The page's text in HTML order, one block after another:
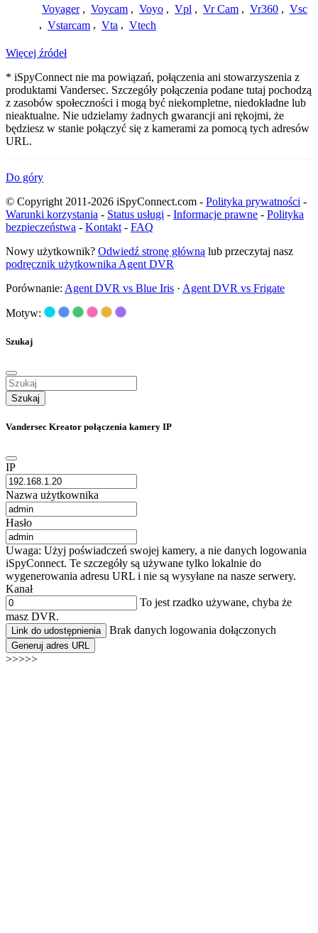
Voyager , Voycam , Voyo , Vpl , Vr Cam , Vr360 , Vsc
, Vstarcam , Vta , Vtech
Więcej źródeł
* iSpyConnect nie ma powiązań, połączenia ani stowarzyszenia z
produktami Vandersec. Szczegóły połączenia podane tutaj pochodzą
z zasobów społeczności i mogą być niekompletne, niedokładne lub
nieaktualne. Nie udzielamy żadnych gwarancji ani rękojmi, że
będziesz w stanie połączyć się z kamerami za pomocą tych adresów
URL.
Do góry
© Copyright 2011-2026 iSpyConnect.com - Polityka prywatności -
Warunki korzystania - Status usługi - Informacje prawne - Polityka
bezpieczeństwa - Kontakt - FAQ
Nowy użytkownik? Odwiedź stronę główną lub przeczytaj nasz
podręcznik użytkownika Agent DVR
Porównanie: Agent DVR vs Blue Iris · Agent DVR vs Frigate
Motyw:
Szukaj
Szukaj
Vandersec Kreator połączenia kamery IP
IP
Nazwa użytkownika
Hasło
Uwaga: Użyj poświadczeń swojej kamery, a nie danych logowania
iSpyConnect. Te szczegóły są używane tylko lokalnie do
wygenerowania adresu URL i nie są wysyłane na nasze serwery.
Kanał
To jest rzadko używane, chyba że
masz DVR.
Link do udostępnienia Brak danych logowania dołączonych
Generuj adres URL
>>>>>